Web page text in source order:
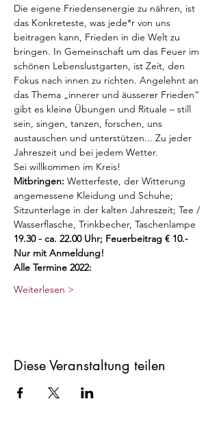
Die eigene Friedensenergie zu nähren, ist
das Konkreteste, was jede*r von uns
beitragen kann, Frieden in die Welt zu
bringen. In Gemeinschaft um das Feuer im
schönen Lebenslustgarten, ist Zeit, den
Fokus nach innen zu richten. Angelehnt an
das Thema „innerer und äusserer Frieden“
gibt es kleine Übungen und Rituale – still
sein, singen, tanzen, forschen, uns
austauschen und unterstützen... Zu jeder
Jahreszeit und bei jedem Wetter.
Sei willkommen im Kreis!
Mitbringen: Wetterfeste, der Witterung
angemessene Kleidung und Schuhe;
Sitzunterlage in der kalten Jahreszeit; Tee /
Wasserflasche, Trinkbecher, Taschenlampe
19.30 - ca. 22.00 Uhr; Feuerbeitrag € 10.-
Nur mit Anmeldung!
Alle Termine 2022:
Weiterlesen >
Diese Veranstaltung teilen